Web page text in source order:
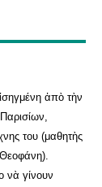
ἀπὸ τὴν
του (μαθητὴς
νὰ γίνουν